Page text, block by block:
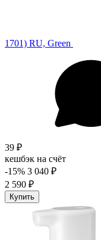
1701) RU, Green
39 ₽
кешбэк на счёт
-15% 3 040 ₽
2 590 ₽
Купить